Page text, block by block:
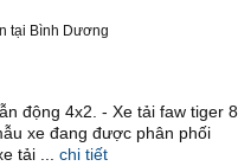
tại Bình Dương
động 4x2. - Xe tải faw tiger 8
xe đang được phân phối
tải ...
chi tiết